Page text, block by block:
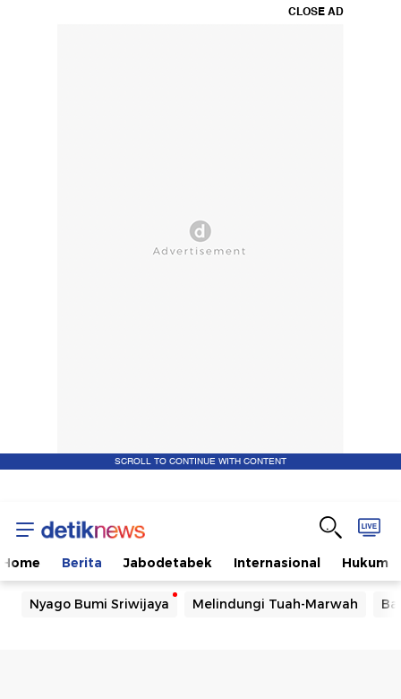
CLOSE AD
SCROLL TO CONTINUE WITH CONTENT
Home Berita Jabodetabek Internasional Hukum
Nyago Bumi Sriwijaya Melindungi Tuah-Marwah